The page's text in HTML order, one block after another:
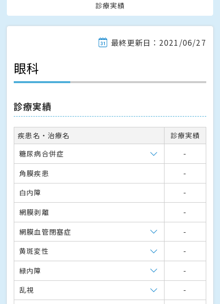
診療実績
最終更新日：2021/06/27
眼科
診療実績
疾患名・治療名
診療実績
糖尿病合併症
-
角膜疾患
-
白内障
-
網膜剥離
-
網膜血管閉塞症
-
黄斑変性
-
緑内障
-
乱視
-